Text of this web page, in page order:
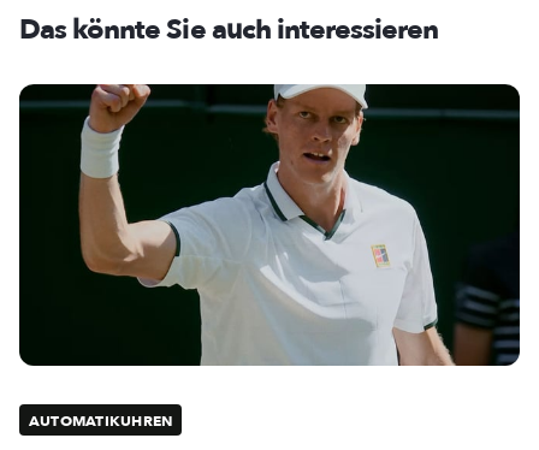
Das könnte Sie auch interessieren
AUTOMATIKUHREN